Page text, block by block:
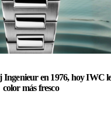
Ingenieur en 1976, hoy IWC
color más fresco